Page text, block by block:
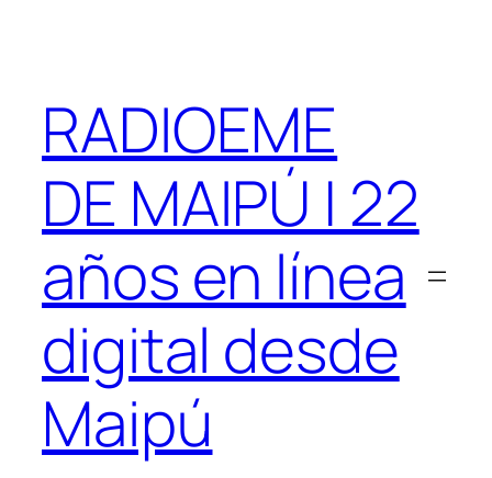
RADIOEME
DE MAIPÚ | 22
años en línea
digital desde
Maipú